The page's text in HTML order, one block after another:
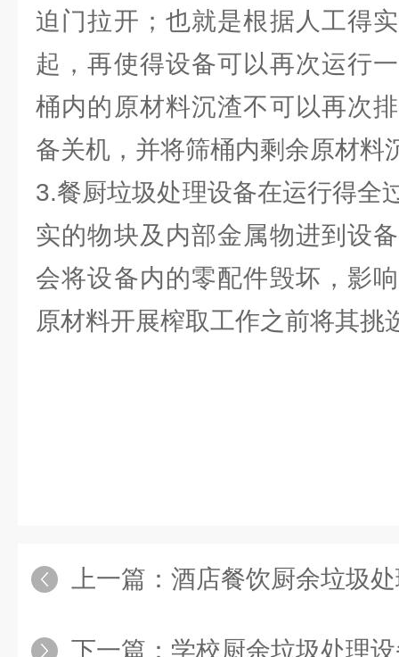
迫门拉开；也就是根据人工得
起，再使得设备可以再次运行
桶内的原材料沉渣不可以再次
备关机，并将筛桶内剩余原材料
3.餐厨垃圾处理设备在运行得全
实的物块及内部金属物进到设
会将设备内的零配件毁坏，影
原材料开展榨取工作之前将其挑
上一篇： 酒店餐饮厨余垃圾
下一篇： 学校厨余垃圾处理